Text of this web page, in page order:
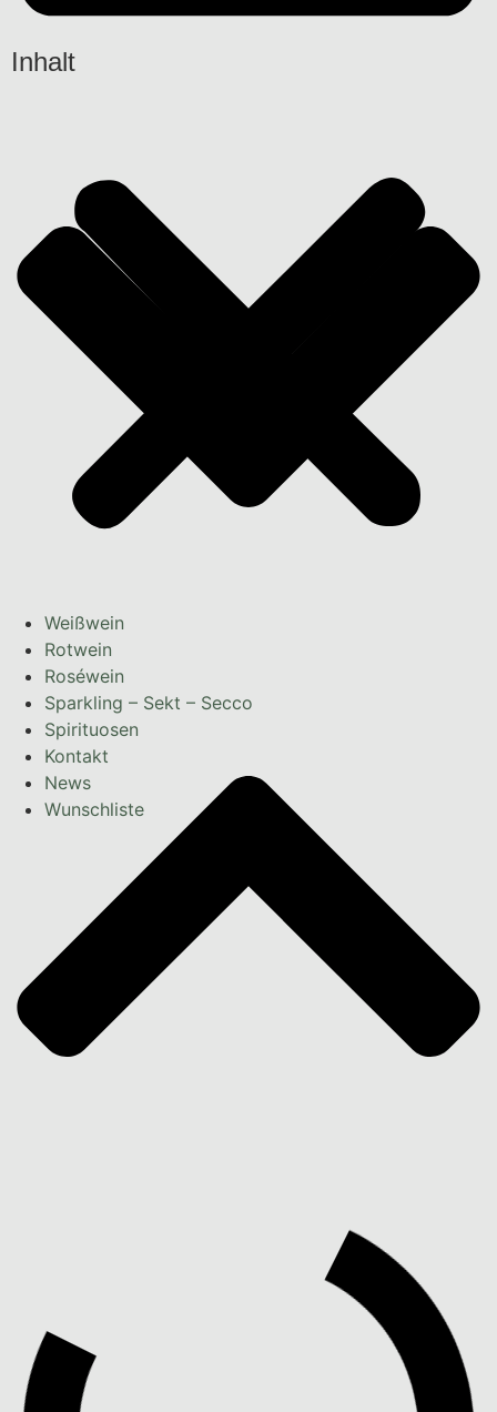
Weißwein
Rotwein
Roséwein
Sparkling – Sekt – Secco
Spirituosen
Kontakt
News
Wunschliste
Inhalt